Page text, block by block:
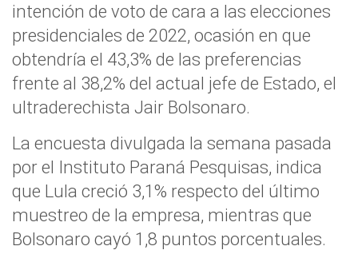
intención de voto de cara a las elecciones
presidenciales de 2022, ocasión en que
obtendría el 43,3% de las preferencias
frente al 38,2% del actual jefe de Estado, el
ultraderechista Jair Bolsonaro.
La encuesta divulgada la semana pasada
por el Instituto Paraná Pesquisas, indica
que Lula creció 3,1% respecto del último
muestreo de la empresa, mientras que
Bolsonaro cayó 1,8 puntos porcentuales.